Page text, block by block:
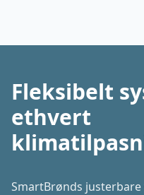
Fleksibelt
ethvert
SmartBrønds